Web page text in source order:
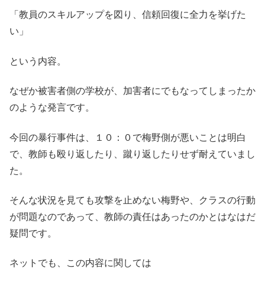
「教員のスキルアップを図り、信頼回復に全力を挙げた
い」
という内容。
なぜか被害者側の学校が、加害者にでもなってしまったか
のような発言です。
今回の暴行事件は、１０：０で梅野側が悪いことは明白
で、教師も殴り返したり、蹴り返したりせず耐えていまし
た。
そんな状況を見ても攻撃を止めない梅野や、クラスの行動
が問題なのであって、教師の責任はあったのかとはなはだ
疑問です。
ネットでも、この内容に関しては